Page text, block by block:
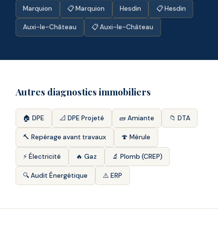
Marquion 📋 Marquion Hesdin 📋 Hesdin
Auxi-le-Château 📋 Auxi-le-Château
Autres diagnostics immobiliers
🏠 DPE 📐 DPE Projeté 🧱 Amiante 📁 DTA
🔨 Repérage avant travaux 🍄 Mérule
⚡ Électricité 🔥 Gaz 🔬 Plomb (CREP)
🔍 Audit Énergétique ⚠️ ERP